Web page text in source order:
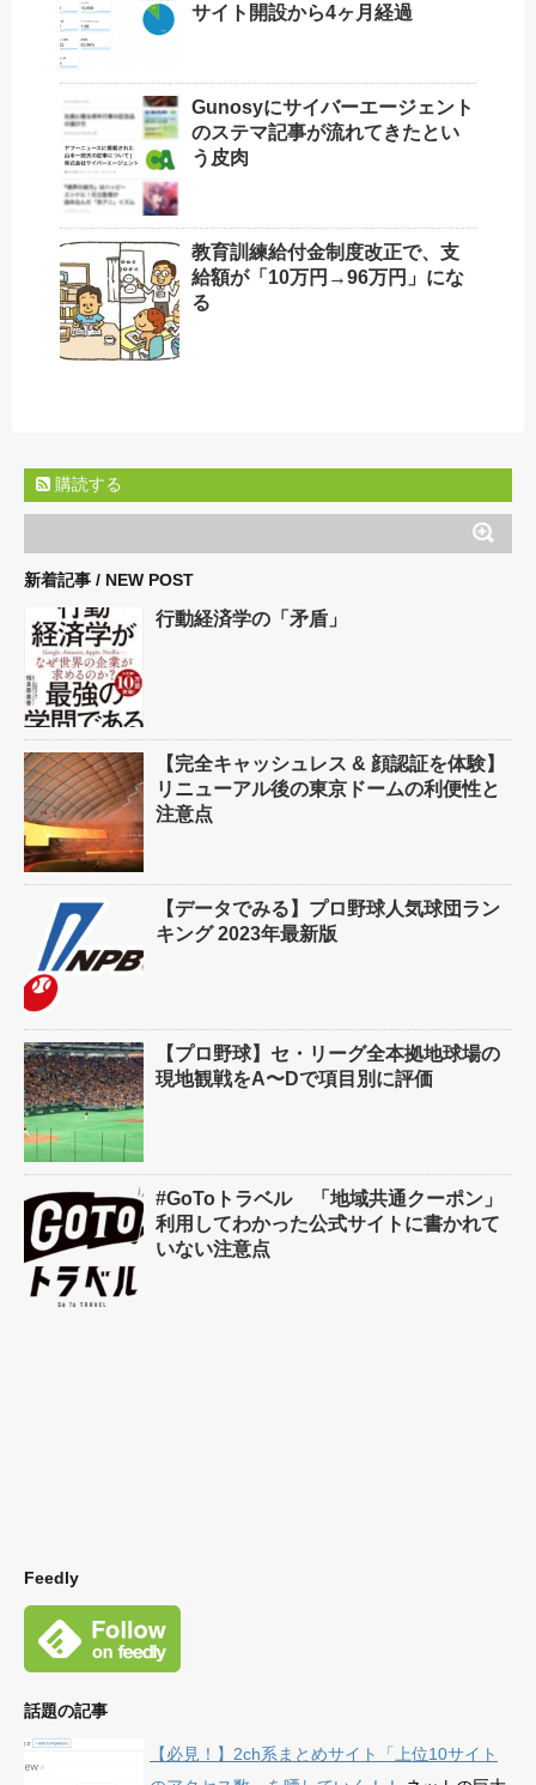
サイト開設から4ヶ月経過
Gunosyにサイバーエージェント
のステマ記事が流れてきたとい
う皮肉
教育訓練給付金制度改正で、支
給額が「10万円→96万円」にな
る
購読する
新着記事 / NEW POST
行動経済学の「矛盾」
【完全キャッシュレス & 顔認証を体験】
リニューアル後の東京ドームの利便性と
注意点
【データでみる】プロ野球人気球団ラン
キング 2023年最新版
【プロ野球】セ・リーグ全本拠地球場の
現地観戦をA〜Dで項目別に評価
#GoToトラベル 「地域共通クーポン」
利用してわかった公式サイトに書かれて
いない注意点
Feedly
話題の記事
【必見！】2ch系まとめサイト「上位10サイト